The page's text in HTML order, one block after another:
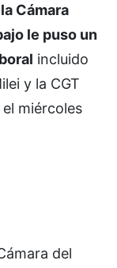
Cámara
le puso un
incluido
y la CGT
miércoles
del